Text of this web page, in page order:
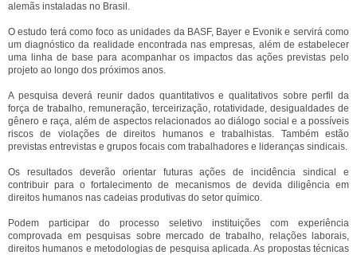
alemãs instaladas no Brasil.
O estudo terá como foco as unidades da BASF, Bayer e Evonik e servirá como
um diagnóstico da realidade encontrada nas empresas, além de estabelecer
uma linha de base para acompanhar os impactos das ações previstas pelo
projeto ao longo dos próximos anos.
A pesquisa deverá reunir dados quantitativos e qualitativos sobre perfil da
força de trabalho, remuneração, terceirização, rotatividade, desigualdades de
gênero e raça, além de aspectos relacionados ao diálogo social e a possíveis
riscos de violações de direitos humanos e trabalhistas. Também estão
previstas entrevistas e grupos focais com trabalhadores e lideranças sindicais.
Os resultados deverão orientar futuras ações de incidência sindical e
contribuir para o fortalecimento de mecanismos de devida diligência em
direitos humanos nas cadeias produtivas do setor químico.
Podem participar do processo seletivo instituições com experiência
comprovada em pesquisas sobre mercado de trabalho, relações laborais,
direitos humanos e metodologias de pesquisa aplicada. As propostas técnicas